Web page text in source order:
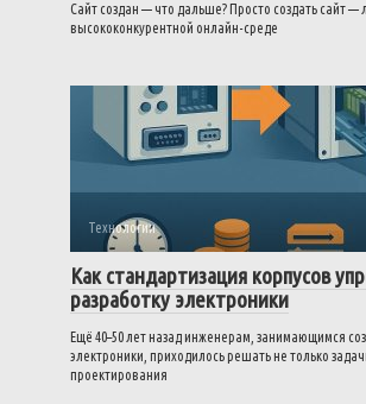
Сайт создан — что дальше? Просто создать сайт
высококонкурентной онлайн-среде
Технологии
Как стандартизация корпусов
разработку электроники
Ещё 40–50 лет назад инженерам, занимающимся
электроники, приходилось решать не только
проектирования